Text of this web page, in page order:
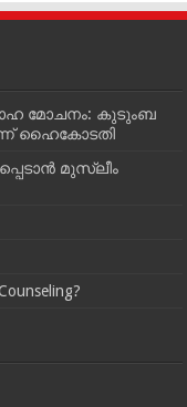
മോചനം: കുടുംബ
ഹൈകോടതി
മുസ്ലീം